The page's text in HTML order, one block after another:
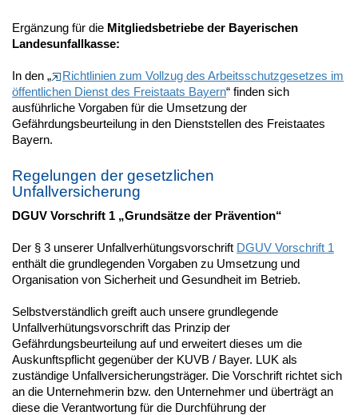
Ergänzung für die Mitgliedsbetriebe der Bayerischen
Landesunfallkasse:
In den „
Richtlinien zum Vollzug des Arbeitsschutzgesetzes im
öffentlichen Dienst des Freistaats Bayern“ finden sich
ausführliche Vorgaben für die Umsetzung der
Gefährdungsbeurteilung in den Dienststellen des Freistaates
Bayern.
Regelungen der gesetzlichen
Unfallversicherung
DGUV Vorschrift 1 „Grundsätze der Prävention“
Der § 3 unserer Unfallverhütungsvorschrift DGUV Vorschrift 1
enthält die grundlegenden Vorgaben zu Umsetzung und
Organisation von Sicherheit und Gesundheit im Betrieb.
Selbstverständlich greift auch unsere grundlegende
Unfallverhütungsvorschrift das Prinzip der
Gefährdungsbeurteilung auf und erweitert dieses um die
Auskunftspflicht gegenüber der KUVB / Bayer. LUK als
zuständige Unfallversicherungsträger. Die Vorschrift richtet sich
an die Unternehmerin bzw. den Unternehmer und überträgt an
diese die Verantwortung für die Durchführung der